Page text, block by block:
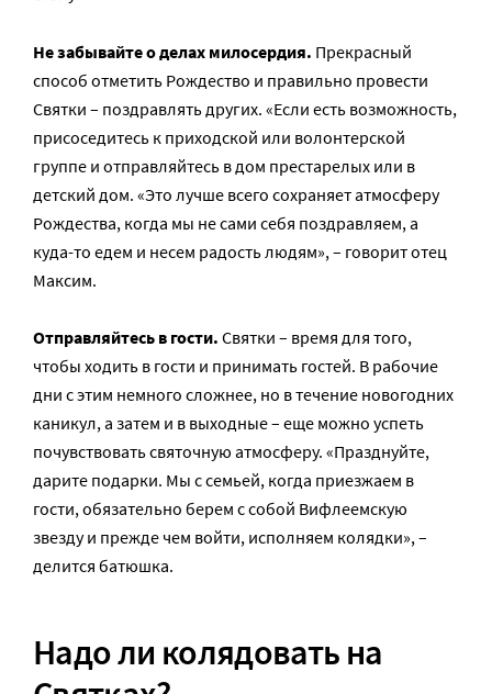
Не забывайте о делах милосердия. Прекрасный
способ отметить Рождество и правильно провести
Святки – поздравлять других. «Если есть возможность,
присоседитесь к приходской или волонтерской
группе и отправляйтесь в дом престарелых или в
детский дом. «Это лучше всего сохраняет атмосферу
Рождества, когда мы не сами себя поздравляем, а
куда-то едем и несем радость людям», – говорит отец
Максим.
Отправляйтесь в гости. Святки – время для того,
чтобы ходить в гости и принимать гостей. В рабочие
дни с этим немного сложнее, но в течение новогодних
каникул, а затем и в выходные – еще можно успеть
почувствовать святочную атмосферу. «Празднуйте,
дарите подарки. Мы с семьей, когда приезжаем в
гости, обязательно берем с собой Вифлеемскую
звезду и прежде чем войти, исполняем колядки», –
делится батюшка.
Надо ли колядовать на